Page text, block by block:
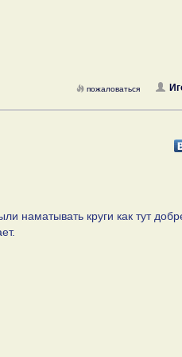
пожаловаться
наматывать круги как тут